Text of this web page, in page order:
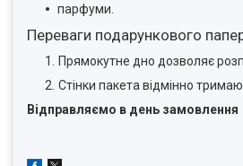
парфуми.
Переваги подарункового
Прямокутне дно дозволяє
Стінки пакета відмінно
Відправляємо в день замовлення